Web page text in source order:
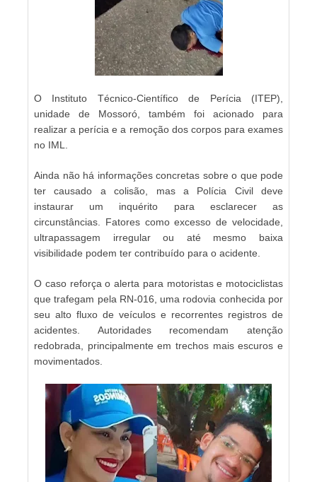
O Instituto Técnico-Científico de Perícia (ITEP),
unidade de Mossoró, também foi acionado para
realizar a perícia e a remoção dos corpos para exames
no IML.
Ainda não há informações concretas sobre o que pode
ter causado a colisão, mas a Polícia Civil deve
instaurar um inquérito para esclarecer as
circunstâncias. Fatores como excesso de velocidade,
ultrapassagem irregular ou até mesmo baixa
visibilidade podem ter contribuído para o acidente.
O caso reforça o alerta para motoristas e motociclistas
que trafegam pela RN-016, uma rodovia conhecida por
seu alto fluxo de veículos e recorrentes registros de
acidentes. Autoridades recomendam atenção
redobrada, principalmente em trechos mais escuros e
movimentados.